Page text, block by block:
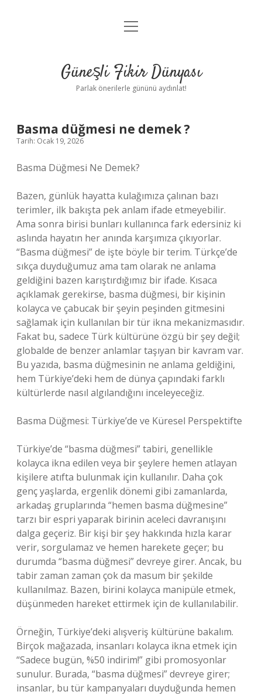
Anasayfa
Yasal Uyarı
menüyü
Güneşli Fikir Dünyası
Parlak önerilerle gününü aydınlat!
Basma düğmesi ne demek ?
Tarih: Ocak 19, 2026
Basma Düğmesi Ne Demek?
Bazen, günlük hayatta kulağımıza çalınan bazı
terimler, ilk bakışta pek anlam ifade etmeyebilir.
Ama sonra birisi bunları kullanınca fark edersiniz ki
aslında hayatın her anında karşımıza çıkıyorlar.
“Basma düğmesi” de işte böyle bir terim. Türkçe’de
sıkça duyduğumuz ama tam olarak ne anlama
geldiğini bazen karıştırdığımız bir ifade. Kısaca
açıklamak gerekirse, basma düğmesi, bir kişinin
kolayca ve çabucak bir şeyin peşinden gitmesini
sağlamak için kullanılan bir tür ikna mekanizmasıdır.
Fakat bu, sadece Türk kültürüne özgü bir şey değil;
globalde de benzer anlamlar taşıyan bir kavram var.
Bu yazıda, basma düğmesinin ne anlama geldiğini,
hem Türkiye’deki hem de dünya çapındaki farklı
kültürlerde nasıl algılandığını inceleyeceğiz.
Basma Düğmesi: Türkiye’de ve Küresel Perspektifte
Türkiye’de “basma düğmesi” tabiri, genellikle
kolayca ikna edilen veya bir şeylere hemen atlayan
kişilere atıfta bulunmak için kullanılır. Daha çok
genç yaşlarda, ergenlik dönemi gibi zamanlarda,
arkadaş gruplarında “hemen basma düğmesine”
tarzı bir espri yaparak birinin aceleci davranışını
dalga geçeriz. Bir kişi bir şey hakkında hızla karar
verir, sorgulamaz ve hemen harekete geçer; bu
durumda “basma düğmesi” devreye girer. Ancak, bu
tabir zaman zaman çok da masum bir şekilde
kullanılmaz. Bazen, birini kolayca manipüle etmek,
düşünmeden hareket ettirmek için de kullanılabilir.
Örneğin, Türkiye’deki alışveriş kültürüne bakalım.
Birçok mağazada, insanları kolayca ikna etmek için
“Sadece bugün, %50 indirim!” gibi promosyonlar
sunulur. Burada, “basma düğmesi” devreye girer;
insanlar, bu tür kampanyaları duyduğunda hemen